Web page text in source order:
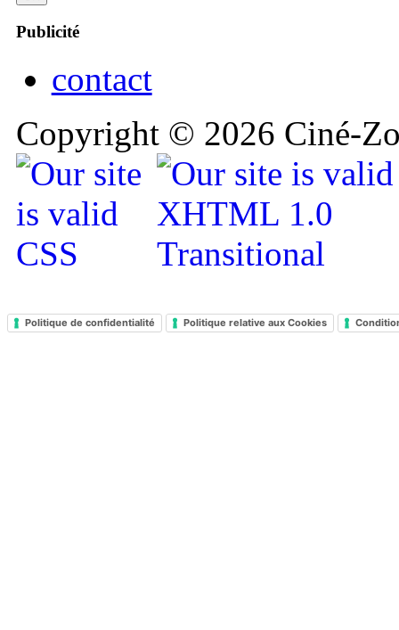
Publicité
contact
Copyright © 2026 Ciné-
Politique de confidentialité Politique relative aux Cookies